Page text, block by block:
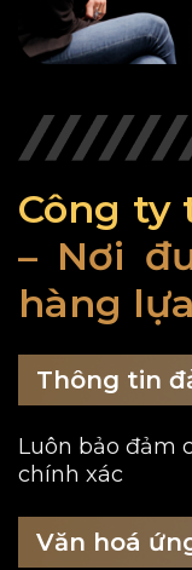
Công ty
– Nơi
hàng
Thông tin
Luôn bảo đảm
chính xác
Văn hoá